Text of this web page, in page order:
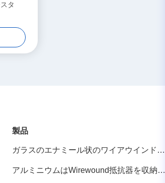
タ
製品
ガラスのエナミール状のワイアウインドレ
アルミニウムはWirewound抵抗器を収納し